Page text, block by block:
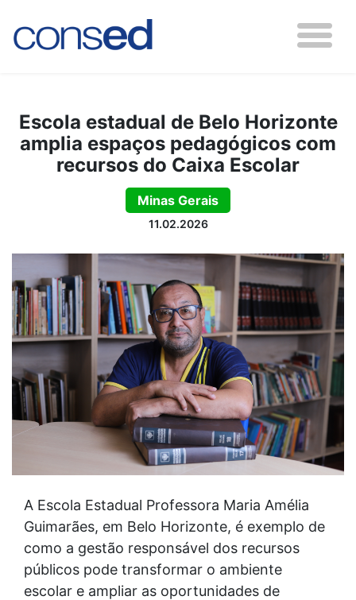
Escola estadual de Belo Horizonte
amplia espaços pedagógicos com
recursos do Caixa Escolar
Minas Gerais
11.02.2026
A Escola Estadual Professora Maria Amélia
Guimarães, em Belo Horizonte, é exemplo de
como a gestão responsável dos recursos
públicos pode transformar o ambiente
escolar e ampliar as oportunidades de